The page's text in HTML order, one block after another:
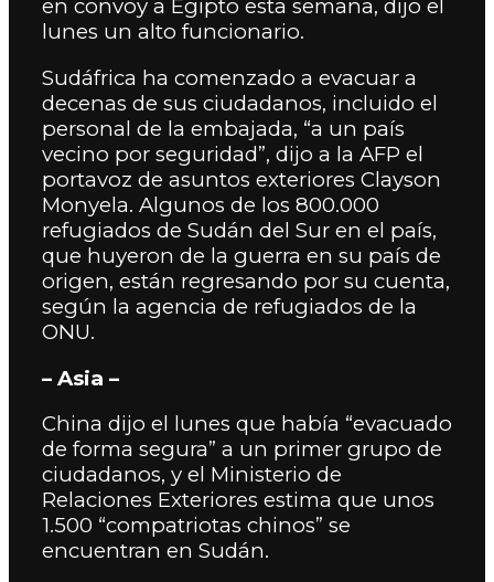
en convoy a Egipto esta semana, dijo el
lunes un alto funcionario.
Sudáfrica ha comenzado a evacuar a
decenas de sus ciudadanos, incluido el
personal de la embajada, “a un país
vecino por seguridad”, dijo a la AFP el
portavoz de asuntos exteriores Clayson
Monyela. Algunos de los 800.000
refugiados de Sudán del Sur en el país,
que huyeron de la guerra en su país de
origen, están regresando por su cuenta,
según la agencia de refugiados de la
ONU.
– Asia –
China dijo el lunes que había “evacuado
de forma segura” a un primer grupo de
ciudadanos, y el Ministerio de
Relaciones Exteriores estima que unos
1.500 “compatriotas chinos” se
encuentran en Sudán.